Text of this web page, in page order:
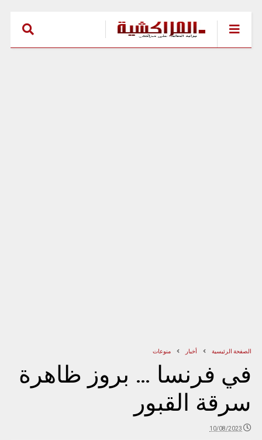
الصفحة الرئيسية أخبار منوعات
في فرنسا … بروز ظاهرة
سرقة القبور
10/08/2023